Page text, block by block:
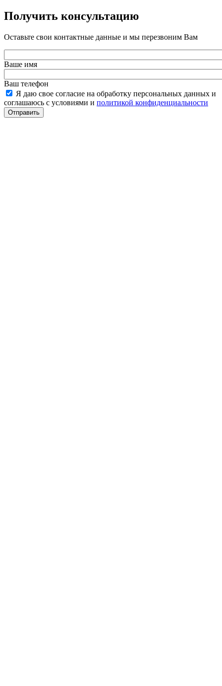
Получить консультацию
Оставьте свои контактные данные и мы перезвоним Вам
Ваше имя
Ваш телефон
Я даю свое согласие на обработку персональных данных и
соглашаюсь с условиями и политикой конфиденциальности
Отправить